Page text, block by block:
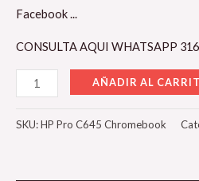
CONSULTA AQUI WHATSAPP
AÑADIR AL
SKU:HP Pro C645 Chromebook